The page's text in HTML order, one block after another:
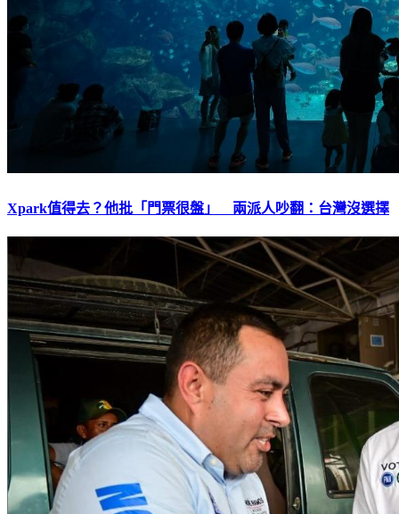
Xpark值得去？他批「門票很盤」 兩派人吵翻：台灣沒選擇